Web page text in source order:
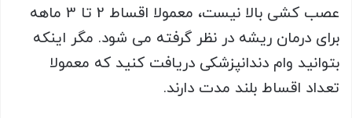
عصب کشی بالا نیست، معمولا اقساط 2 تا 3 ماهه
برای درمان ریشه در نظر گرفته می شود. مگر اینکه
بتوانید وام دندانپزشکی دریافت کنید که معمولا
تعداد اقساط بلند مدت دارند.